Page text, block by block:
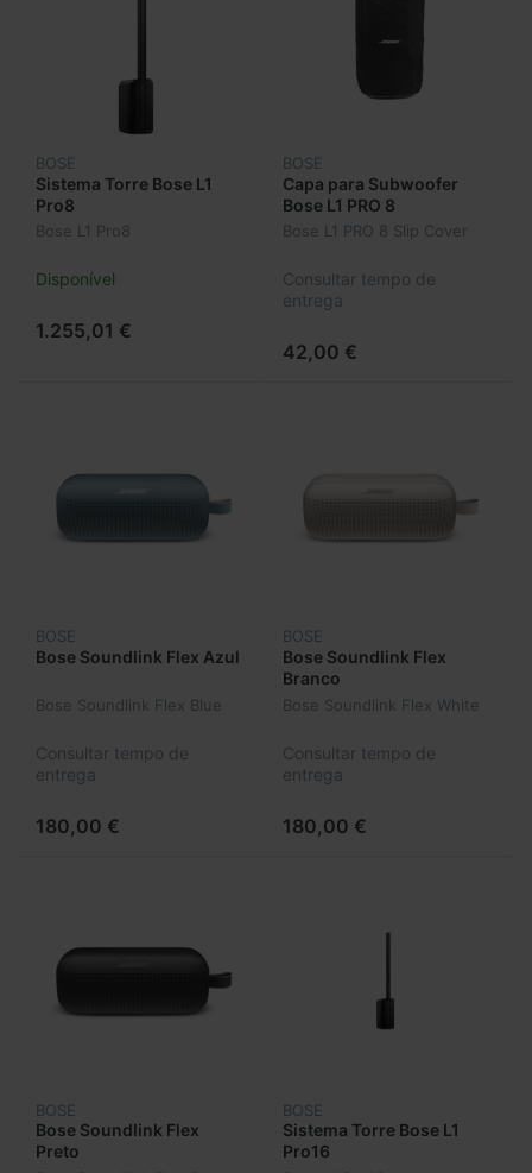
BOSE
Sistema Torre Bose L1
Pro8
Bose L1 Pro8
Disponível
1.255,01 €
BOSE
Capa para Subwoofer
Bose L1 PRO 8
Bose L1 PRO 8 Slip Cover
Consultar tempo de
entrega
42,00 €
BOSE
Bose Soundlink Flex Azul
Bose Soundlink Flex Blue
Consultar tempo de
entrega
180,00 €
BOSE
Bose Soundlink Flex
Branco
Bose Soundlink Flex White
Consultar tempo de
entrega
180,00 €
BOSE
Bose Soundlink Flex
Preto
BOSE
Sistema Torre Bose L1
Pro16